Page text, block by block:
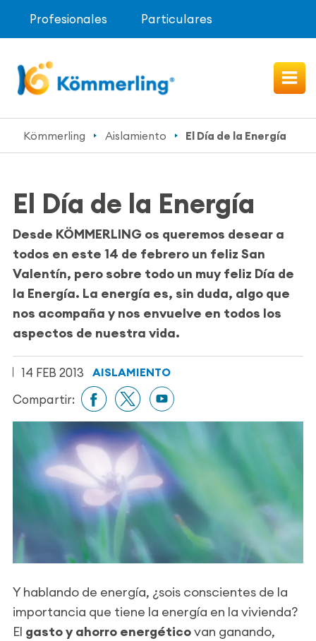
Profesionales Particulares
Kömmerling Aislamiento El Día de la Energía
El Día de la Energía
Desde KÖMMERLING os queremos desear a
todos en este 14 de febrero un feliz San
Valentín, pero sobre todo un muy feliz Día de
la Energía. La energía es, sin duda, algo que
nos acompaña y nos envuelve en todos los
aspectos de nuestra vida.
14 FEB 2013 AISLAMIENTO
Compartir:
Y hablando de energía, ¿sois conscientes de la
importancia que tiene la energía en la vivienda?
El gasto y ahorro energéticovan ganando,